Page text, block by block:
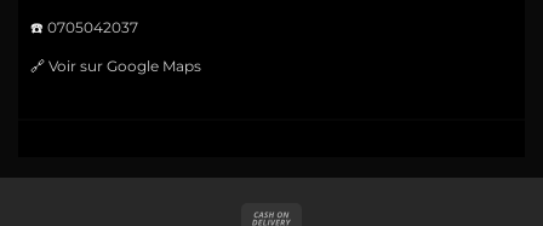
☎️ 0705042037
🔗 Voir sur Google Maps